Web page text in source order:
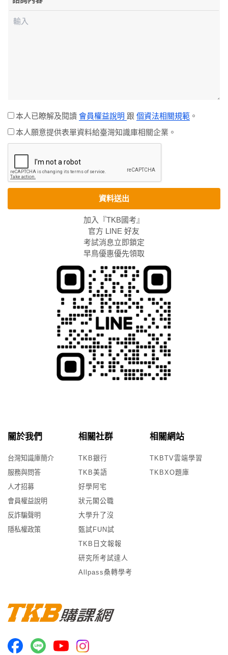
本人已瞭解及閱讀 會員權益說明 跟 個資法相關規範 。
本人願意提供表單資料給臺灣知識庫相關企業。
資料送出
加入『TKB國考』
官方 LINE 好友
考試消息立即鎖定
早鳥優惠優先領取
關於我們
台灣知識庫簡介
服務與問答
人才招募
會員權益說明
反詐騙聲明
隱私權政策
相關社群
TKB銀行
TKB美語
好學阿宅
狀元閣公職
大學升了沒
甄試FUN試
TKB日文報報
研究所考試達人
Allpass桑轉學考
相關網站
TKBTV雲端學習
TKBXO題庫